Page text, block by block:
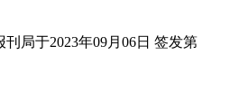
局于2023年09月06日 签发第